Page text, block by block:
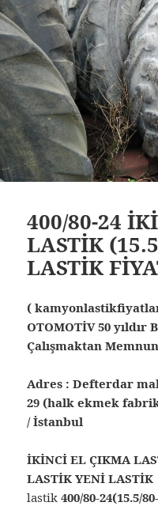
400/80-24
LASTİK
LASTİK
(
OTOMOTİV 50
Çalışmaktan
Adres : Defterdar
29 (halk ekmek
/ İstanbul
İKİNCİ EL ÇIKMA
LASTİK YENİ
lastik400/80-24(15.5/